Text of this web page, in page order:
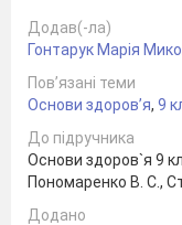
Додав(-ла)
Гонтарук Марія
Пов’язані теми
Основи здоров’я, 9
До підручника
Основи здоров`я 9
Пономаренко В. С.,
Додано